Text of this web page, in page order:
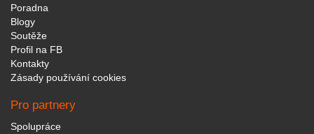
Poradna
Blogy
Soutěže
Profil na FB
Kontakty
Zásady používání cookies
Pro partnery
Spolupráce